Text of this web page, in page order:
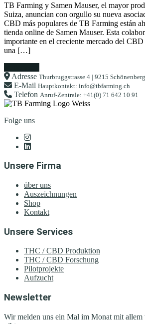
TB Farming y Samen Mauser, el mayor
Suiza, anuncian con orgullo su nueva
CBD más populares de TB Farming están
tienda online de Samen Mauser. Esta
importante en el creciente mercado del
una […]
Adresse Thurbruggstrasse 4 | 9215
E-Mail Hauptkontakt: info@tbfarming.ch
Telefon Anruf-Zentrale: +41(0) 71 642 10 91
Folge uns
Unsere Firma
über uns
Auszeichnungen
Shop
Kontakt
Unsere Services
THC / CBD Produktion
THC / CBD Forschung
Pilotprojekte
Aufzucht
Newsletter
Wir melden uns ein Mal im Monat mit allem